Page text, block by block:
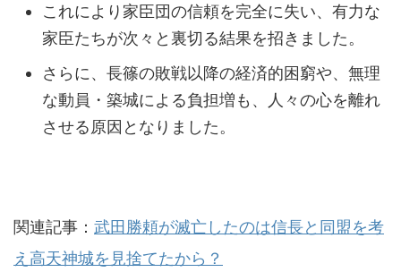
これにより家臣団の信頼を完全に失い、有力な
家臣たちが次々と裏切る結果を招きました。
さらに、長篠の敗戦以降の経済的困窮や、無理
な動員・築城による負担増も、人々の心を離れ
させる原因となりました。
関連記事： 武田勝頼が滅亡したのは信長と同盟を考
え高天神城を見捨てたから？